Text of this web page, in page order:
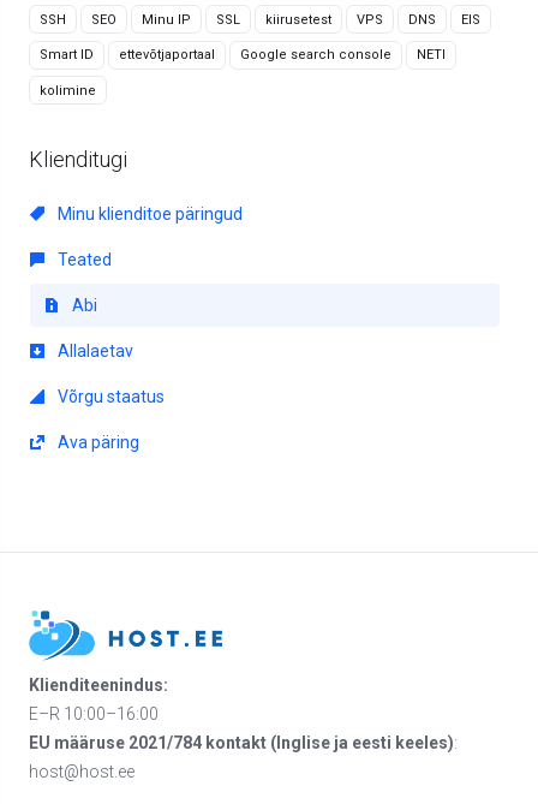
SSH SEO Minu IP SSL kiirusetest VPS DNS EIS
Smart ID ettevõtjaportaal Google search console NETI
kolimine
Klienditugi
Minu klienditoe päringud
Teated
Abi
Allalaetav
Võrgu staatus
Ava päring
Klienditeenindus:
E–R 10:00–16:00
EU määruse 2021/784 kontakt (Inglise ja eesti keeles):
host@host.ee